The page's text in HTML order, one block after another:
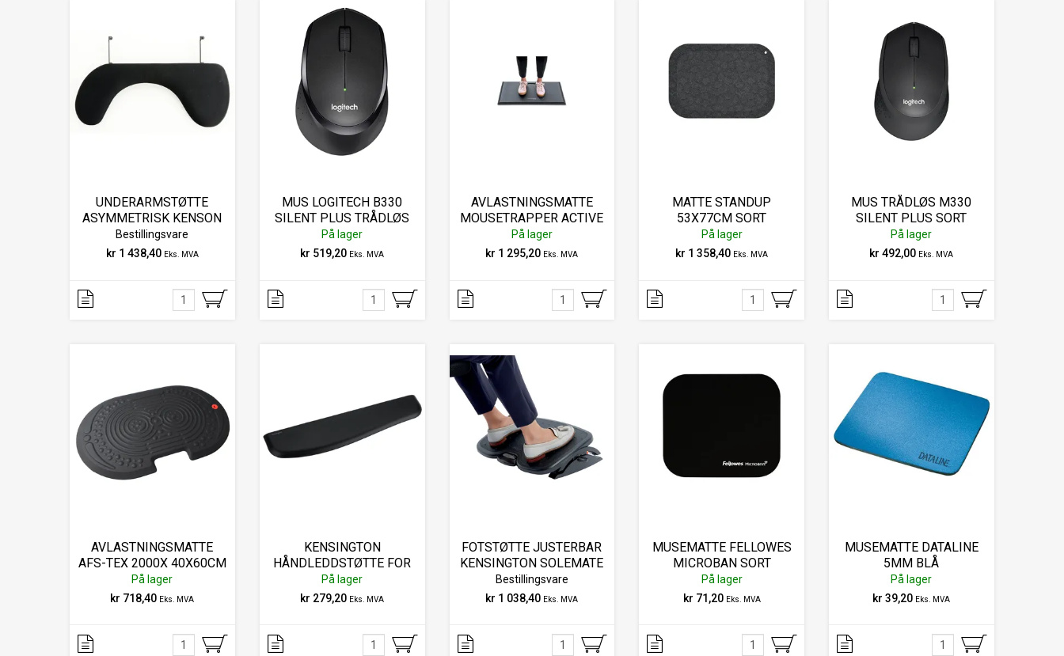
UNDERARMSTØTTE
ASYMMETRISK KENSON
8820
Bestillingsvare
kr 1 438,40 Eks. MVA
MUS LOGITECH B330
SILENT PLUS TRÅDLØS
SORT
På lager
kr 519,20 Eks. MVA
AVLASTNINGSMATTE
MOUSETRAPPER ACTIVE
På lager
kr 1 295,20 Eks. MVA
MATTE STANDUP
53X77CM SORT
På lager
kr 1 358,40 Eks. MVA
MUS TRÅDLØS M330
SILENT PLUS SORT
LOGITECH
På lager
kr 492,00 Eks. MVA
AVLASTNINGSMATTE
AFS-TEX 2000X 40X60CM
SORT
På lager
kr 718,40 Eks. MVA
KENSINGTON
HÅNDLEDDSTØTTE FOR
TASTATUR ERGOSLIM
SORT
På lager
kr 279,20 Eks. MVA
FOTSTØTTE JUSTERBAR
KENSINGTON SOLEMATE
Bestillingsvare
kr 1 038,40 Eks. MVA
MUSEMATTE FELLOWES
MICROBAN SORT
På lager
kr 71,20 Eks. MVA
MUSEMATTE DATALINE
5MM BLÅ
På lager
kr 39,20 Eks. MVA